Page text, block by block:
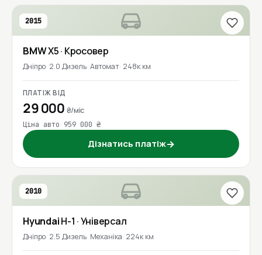
2015
BMWX5· Кросовер
Дніпро 2.0 Дизель Автомат 248к км
ПЛАТІЖ ВІД
29 000 ₴/міс
Ціна авто 959 000 ₴
Дізнатись платіж→
2010
HyundaiH-1 · Універсал
Дніпро 2.5 Дизель Механіка 224к км